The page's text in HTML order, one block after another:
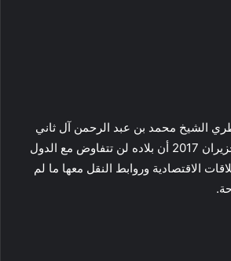
الشيخ محمد بن عبد الرحمن آل ثاني
اليوم الإثنين 18 يونيو/حزيران 2017 أن بلاده لن تتفاوض مع الدول
الاقتصادية وروابط النقل معها ما لم